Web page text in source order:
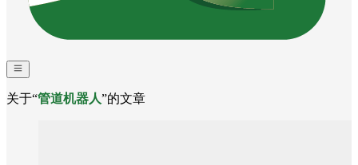
关于“管道机器人”的文章